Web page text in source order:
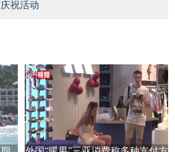
祝活动